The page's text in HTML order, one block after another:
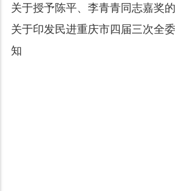
关于授予陈平、李青青同志嘉奖
关于印发民进重庆市四届三次全
知